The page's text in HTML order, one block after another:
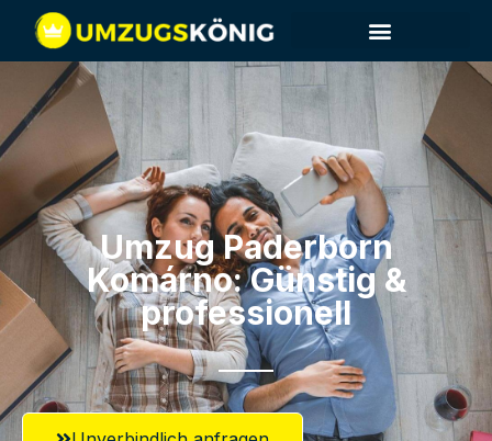
Umzug Paderborn​
Komárno: Günstig &
professionell​